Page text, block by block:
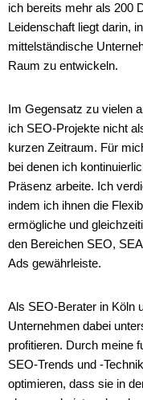
ich bereits mehr als 200
Leidenschaft liegt darin,
mittelständische
Raum zu entwickeln.
Im Gegensatz zu vielen
ich SEO-Projekte nicht
kurzen Zeitraum. Für
bei denen ich
Präsenz arbeite. Ich
indem ich ihnen die
ermögliche und
den Bereichen SEO,
Ads gewährleiste.
Als SEO-Berater in Köln
Unternehmen dabei
profitieren. Durch meine
SEO-Trends und -
optimieren, dass sie in